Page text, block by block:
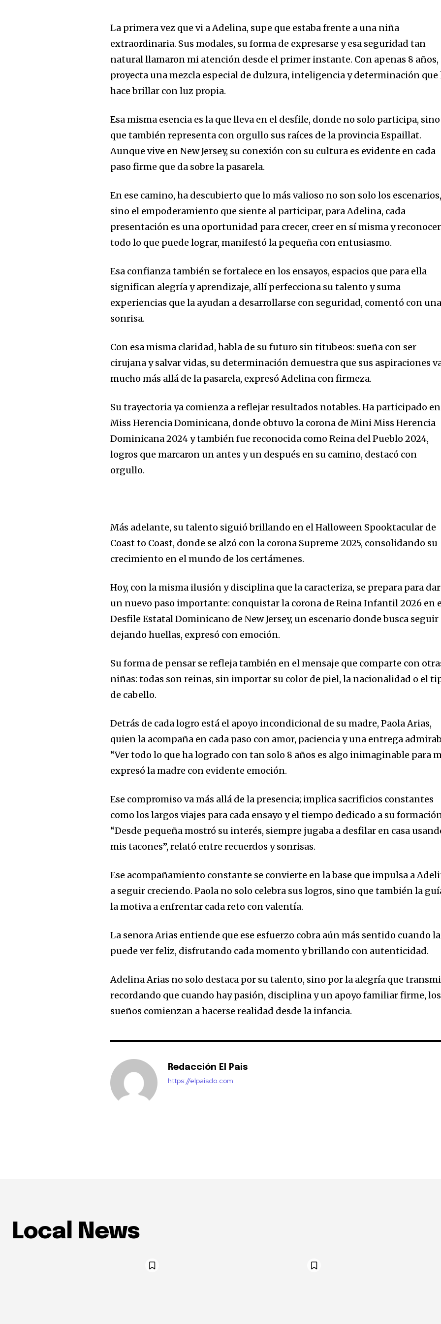
La primera vez que vi a Adelina, supe que estaba frente a una niña
extraordinaria. Sus modales, su forma de expresarse y esa seguridad tan
natural llamaron mi atención desde el primer instante. Con apenas 8 años,
proyecta una mezcla especial de dulzura, inteligencia y determinación que
hace brillar con luz propia.
Esa misma esencia es la que lleva en el desfile, donde no solo participa, sino
que también representa con orgullo sus raíces de la provincia Espaillat.
Aunque vive en New Jersey, su conexión con su cultura es evidente en cada
paso firme que da sobre la pasarela.
En ese camino, ha descubierto que lo más valioso no son solo los escenarios,
sino el empoderamiento que siente al participar, para Adelina, cada
presentación es una oportunidad para crecer, creer en sí misma y reconocer
todo lo que puede lograr, manifestó la pequeña con entusiasmo.
Esa confianza también se fortalece en los ensayos, espacios que para ella
significan alegría y aprendizaje, allí perfecciona su talento y suma
experiencias que la ayudan a desarrollarse con seguridad, comentó con una
sonrisa.
Con esa misma claridad, habla de su futuro sin titubeos: sueña con ser
cirujana y salvar vidas, su determinación demuestra que sus aspiraciones
mucho más allá de la pasarela, expresó Adelina con firmeza.
Su trayectoria ya comienza a reflejar resultados notables. Ha participado en
Miss Herencia Dominicana, donde obtuvo la corona de Mini Miss Herencia
Dominicana 2024 y también fue reconocida como Reina del Pueblo 2024,
logros que marcaron un antes y un después en su camino, destacó con
orgullo.
Más adelante, su talento siguió brillando en el Halloween Spooktacular de
Coast to Coast, donde se alzó con la corona Supreme 2025, consolidando su
crecimiento en el mundo de los certámenes.
Hoy, con la misma ilusión y disciplina que la caracteriza, se prepara para dar
un nuevo paso importante: conquistar la corona de Reina Infantil 2026 en
Desfile Estatal Dominicano de New Jersey, un escenario donde busca seguir
dejando huellas, expresó con emoción.
Su forma de pensar se refleja también en el mensaje que comparte con
niñas: todas son reinas, sin importar su color de piel, la nacionalidad o el
de cabello.
Detrás de cada logro está el apoyo incondicional de su madre, Paola Arias,
quien la acompaña en cada paso con amor, paciencia y una entrega
“Ver todo lo que ha logrado con tan solo 8 años es algo inimaginable para
expresó la madre con evidente emoción.
Ese compromiso va más allá de la presencia; implica sacrificios constantes
como los largos viajes para cada ensayo y el tiempo dedicado a su
“Desde pequeña mostró su interés, siempre jugaba a desfilar en casa
mis tacones”, relató entre recuerdos y sonrisas.
Ese acompañamiento constante se convierte en la base que impulsa a
a seguir creciendo. Paola no solo celebra sus logros, sino que también la
la motiva a enfrentar cada reto con valentía.
La senora Arias entiende que ese esfuerzo cobra aún más sentido cuando la
puede ver feliz, disfrutando cada momento y brillando con autenticidad.
Adelina Arias no solo destaca por su talento, sino por la alegría que
recordando que cuando hay pasión, disciplina y un apoyo familiar firme, los
sueños comienzan a hacerse realidad desde la infancia.
Redacción El Pais
https://elpaisdo.com
Local News